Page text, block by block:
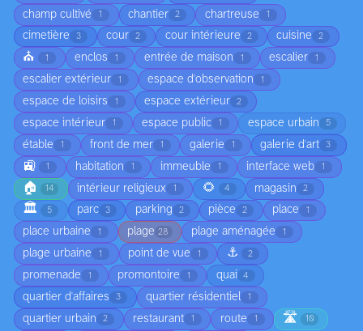
champ cultivé 1 chantier 2 chartreuse 1
cimetière 3 cour 2 cour intérieure 2 cuisine 2
⛪ 1 enclos 1 entrée de maison 1 escalier 1
escalier extérieur 1 espace d'observation 1
espace de loisirs 1 espace extérieur 2
espace intérieur 1 espace public 1 espace urbain 5
étable 1 front de mer 1 galerie 1 galerie d'art 3
🚉 1 habitation 1 immeuble 1 interface web 1
🏠 14 intérieur religieux 1 🌻 4 magasin 2
🏛️ 5 parc 3 parking 2 pièce 2 place 1
place urbaine 1 plage 28 plage aménagée 1
plage urbaine 1 point de vue 1 ⚓ 2
promenade 1 promontoire 1 quai 4
quartier d'affaires 3 quartier résidentiel 1
quartier urbain 2 restaurant 1 route 1 🛣️ 10